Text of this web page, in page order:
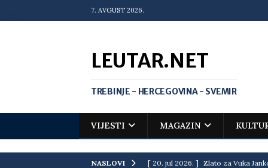
7. AVGUST 2026.
LEUTAR.NET
TREBINJE - HERCEGOVINA - SVEMIR
VIJESTI MAGAZIN
NASLOVI [ 20. jul 2026. ] Zlato za Vuka